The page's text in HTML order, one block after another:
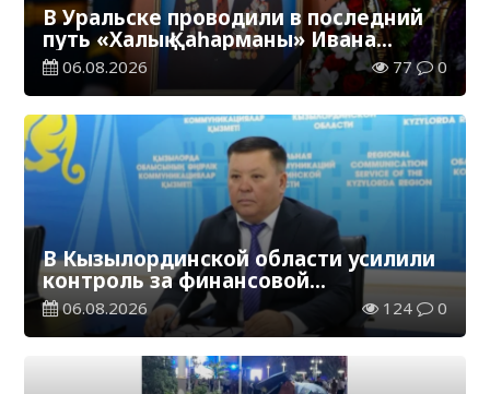
В Уральске проводили в последний
путь «Халық Қаһарманы» Ивана
Степановича Гапича
06.08.2026 77 0
В Кызылординской области усилили
контроль за финансовой
дисциплиной
06.08.2026 124 0